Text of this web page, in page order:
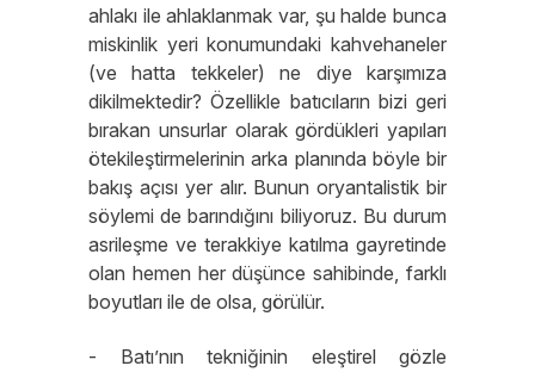
ahlakı ile ahlaklanmak var, şu halde bunca
miskinlik yeri konumundaki kahvehaneler
(ve hatta tekkeler) ne diye karşımıza
dikilmektedir? Özellikle batıcıların bizi geri
bırakan unsurlar olarak gördükleri yapıları
ötekileştirmelerinin arka planında böyle bir
bakış açısı yer alır. Bunun oryantalistik bir
söylemi de barındığını biliyoruz. Bu durum
asrileşme ve terakkiye katılma gayretinde
olan hemen her düşünce sahibinde, farklı
boyutları ile de olsa, görülür.
- Batı’nın tekniğinin eleştirel gözle